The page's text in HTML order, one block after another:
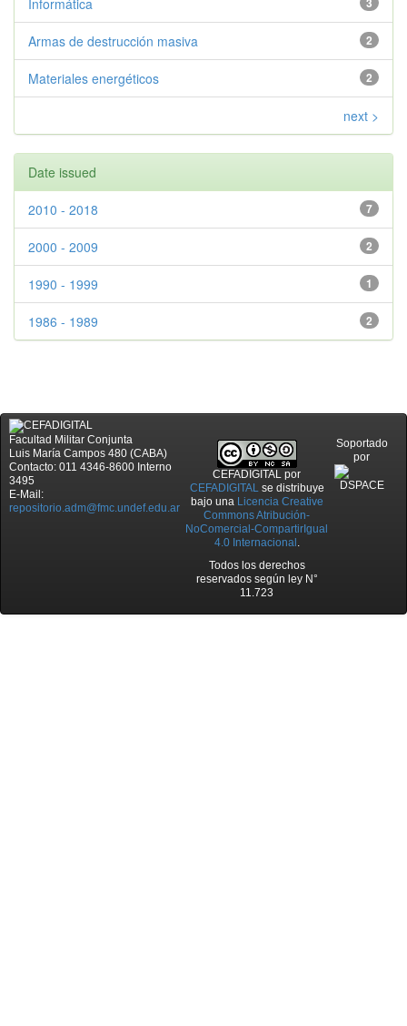
Informática
2
Armas de destrucción masiva
2
Materiales energéticos
next >
Date issued
7
2010 - 2018
2
2000 - 2009
1
1990 - 1999
2
1986 - 1989
Facultad Militar Conjunta
Luis María Campos 480 (CABA)
Contacto: 011 4346-8600 Interno
3495
E-Mail:
repositorio.adm@fmc.undef.edu.ar
CEFADIGITAL por
CEFADIGITALse distribuye
bajo una Licencia Creative
Commons Atribución-
NoComercial-CompartirIgual
4.0 Internacional .
Todos los derechos
reservados según ley N°
11.723
Soportado
por